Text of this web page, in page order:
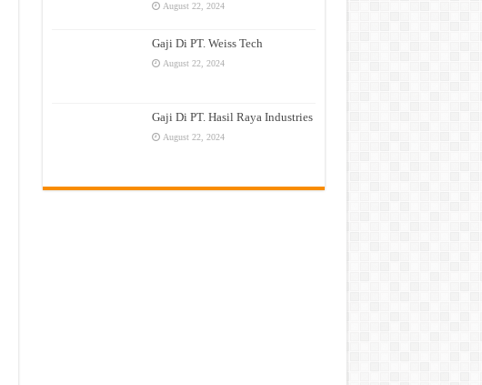
August 22, 2024
Gaji Di PT. Weiss Tech
August 22, 2024
Gaji Di PT. Hasil Raya Industries
August 22, 2024